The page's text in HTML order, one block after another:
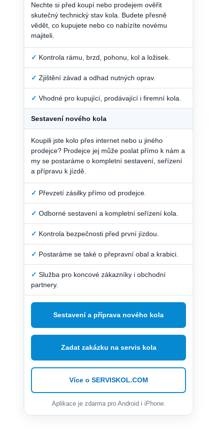
Nechte si před koupí nebo prodejem ověřit
skutečný technický stav kola. Budete přesně
vědět, co kupujete nebo co nabízíte novému
majiteli.
✓ Kontrola rámu, brzd, pohonu, kol a ložisek.
✓ Zjištění závad a odhad nutných oprav.
✓ Vhodné pro kupující, prodávající i firemní kola.
Sestavení nového kola
Koupili jste kolo přes internet nebo u jiného
prodejce? Prodejce jej může poslat přímo k nám a
my se postaráme o kompletní sestavení, seřízení
a přípravu k jízdě.
✓ Převzetí zásilky přímo od prodejce.
✓ Odborné sestavení a kompletní seřízení kola.
✓ Kontrola bezpečnosti před první jízdou.
✓ Postaráme se také o přepravní obal a krabici.
✓ Služba pro koncové zákazníky i obchodní
partnery.
Sestavení a příprava nového kola
Zadat zakázku na servis kola
Více o SERVISKOL.COM
Aplikace je zdarma pro Android i iPhone.